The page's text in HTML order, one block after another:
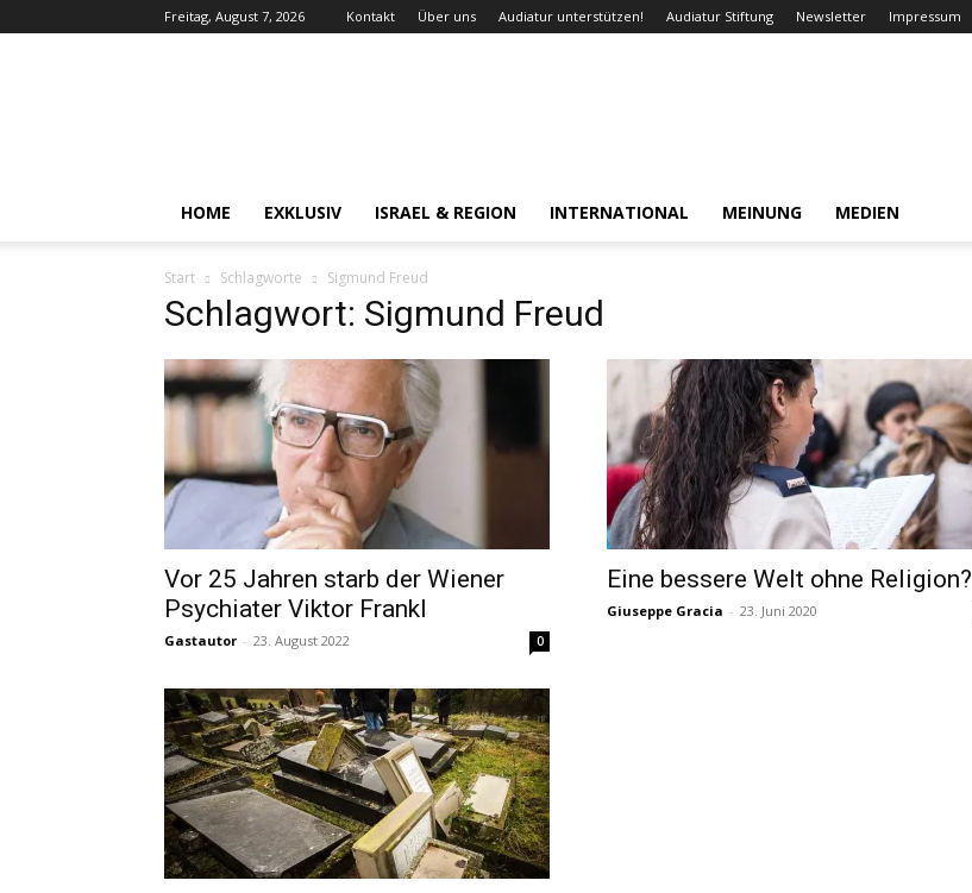
Freitag, August 7, 2026 Kontakt Über uns Audiatur unterstützen! Audiatur Stiftung Newsletter Impressum
HOME EXKLUSIV ISRAEL & REGION INTERNATIONAL MEINUNG MEDIEN
Start Schlagworte Sigmund Freud
Schlagwort: Sigmund Freud
Vor 25 Jahren starb der Wiener
Psychiater Viktor Frankl
Gastautor - 23. August 2022 0
Eine bessere Welt ohne Religion?
Giuseppe Gracia - 23. Juni 2020